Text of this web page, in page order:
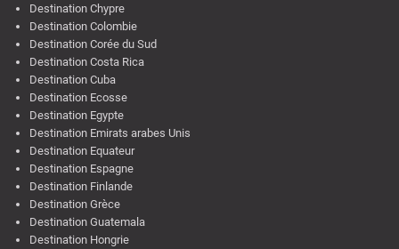
Destination Chypre
Destination Colombie
Destination Corée du Sud
Destination Costa Rica
Destination Cuba
Destination Ecosse
Destination Egypte
Destination Emirats arabes Unis
Destination Equateur
Destination Espagne
Destination Finlande
Destination Grèce
Destination Guatemala
Destination Hongrie